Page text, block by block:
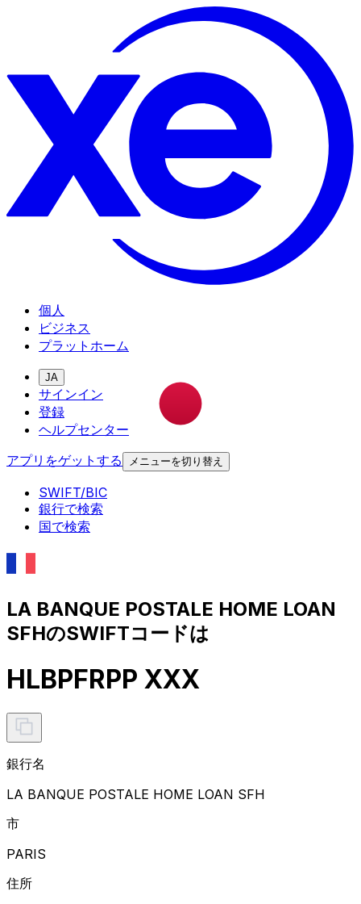
個人
ビジネス
プラットホーム
JA
サインイン
登録
ヘルプセンター
アプリをゲットする
メニューを切り替え
SWIFT/BIC
銀行で検索
国で検索
LA BANQUE POSTALE HOME LOAN
SFHのSWIFTコードは
HLBPFRPP XXX
銀行名
LA BANQUE POSTALE HOME LOAN SFH
市
PARIS
住所